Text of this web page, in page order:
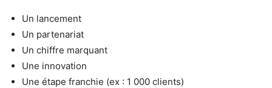
Un lancement
Un partenariat
Un chiffre marquant
Une innovation
Une étape franchie (ex : 1 000 clients)